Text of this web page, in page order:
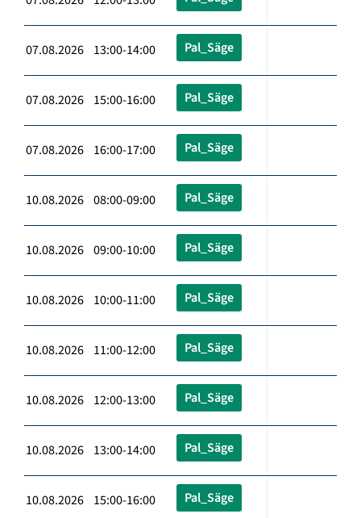
07.08.2026 13:00-14:00 Pal_Säge
07.08.2026 15:00-16:00 Pal_Säge
07.08.2026 16:00-17:00 Pal_Säge
10.08.2026 08:00-09:00 Pal_Säge
10.08.2026 09:00-10:00 Pal_Säge
10.08.2026 10:00-11:00 Pal_Säge
10.08.2026 11:00-12:00 Pal_Säge
10.08.2026 12:00-13:00 Pal_Säge
10.08.2026 13:00-14:00 Pal_Säge
10.08.2026 15:00-16:00 Pal_Säge